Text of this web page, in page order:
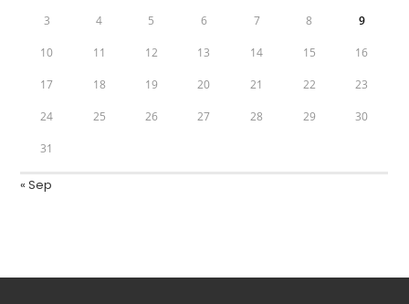
3 4 5 6 7 8 9
10 11 12 13 14 15 16
17 18 19 20 21 22 23
24 25 26 27 28 29 30
31
« Sep